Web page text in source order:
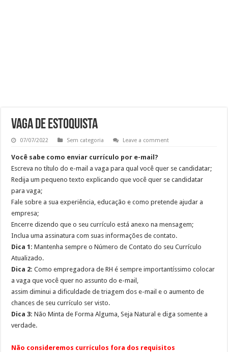
VAGA DE ESTOQUISTA
07/07/2022 Sem categoria Leave a comment
Você sabe como enviar currículo por e-mail?
Escreva no título do e-mail a vaga para qual você quer se candidatar;
Redija um pequeno texto explicando que você quer se candidatar
para vaga;
Fale sobre a sua experiência, educação e como pretende ajudar a
empresa;
Encerre dizendo que o seu currículo está anexo na mensagem;
Inclua uma assinatura com suas informações de contato.
Dica 1: Mantenha sempre o Número de Contato do seu Currículo
Atualizado.
Dica 2: Como empregadora de RH é sempre importantíssimo colocar
a vaga que você quer no assunto do e-mail,
assim diminui a dificuldade de triagem dos e-mail e o aumento de
chances de seu currículo ser visto.
Dica 3: Não Minta de Forma Alguma, Seja Natural e diga somente a
verdade.
Não consideremos currículos fora dos requisitos